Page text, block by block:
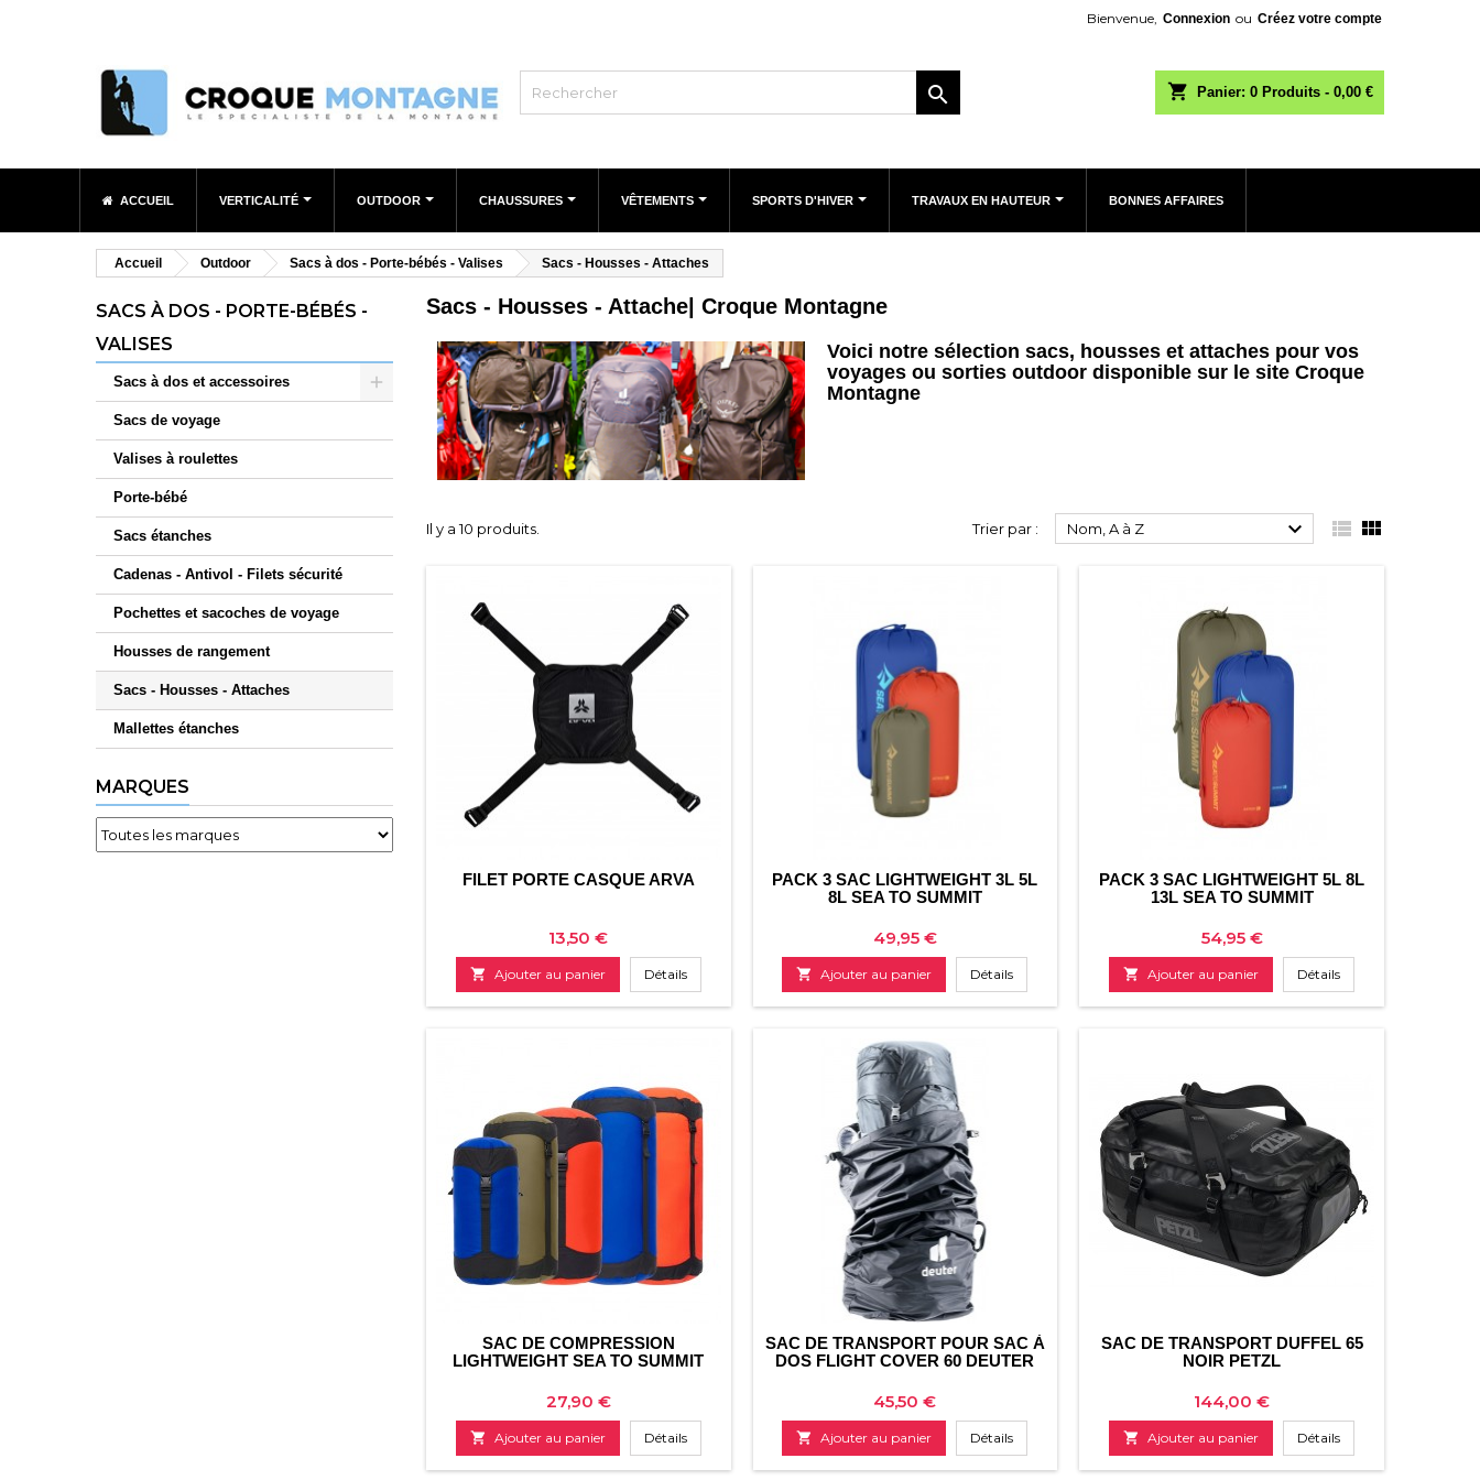
Bienvenue, Connexion ou Créez votre compte
shopping_cart Panier: 0 Produits - 0,00 €

ACCUEIL VERTICALITÉ OUTDOOR CHAUSSURES VÊTEMENTS SPORTS D'HIVER TRAVAUX EN HAUTEUR BONNES AFFAIRES
Accueil Outdoor Sacs à dos - Porte-bébés - Valises Sacs - Housses - Attaches
SACS À DOS - PORTE-BÉBÉS -
VALISES
Sacs à dos et accessoires
Sacs de voyage
Valises à roulettes
Porte-bébé
Sacs étanches
Cadenas - Antivol - Filets sécurité
Pochettes et sacoches de voyage
Housses de rangement
Sacs - Housses - Attaches
Mallettes étanches
MARQUES
Sacs - Housses - Attache| Croque Montagne
Voici notre sélection sacs, housses et attaches pour vos
voyages ou sorties outdoor disponible sur le site Croque
Montagne
Il y a 10 produits. Trier par : Nom, A à Z   
FILET PORTE CASQUE ARVA
Prix
13,50 €
 Ajouter au panier Détails
PACK 3 SAC LIGHTWEIGHT 3L 5L
8L SEA TO SUMMIT
Prix
49,95 €
 Ajouter au panier Détails
PACK 3 SAC LIGHTWEIGHT 5L 8L
13L SEA TO SUMMIT
Prix
54,95 €
 Ajouter au panier Détails
SAC DE COMPRESSION
LIGHTWEIGHT SEA TO SUMMIT
Prix
27,90 €
 Ajouter au panier Détails
SAC DE TRANSPORT POUR SAC À
DOS FLIGHT COVER 60 DEUTER
Prix
45,50 €
 Ajouter au panier Détails
SAC DE TRANSPORT DUFFEL 65
NOIR PETZL
Prix
144,00 €
 Ajouter au panier Détails